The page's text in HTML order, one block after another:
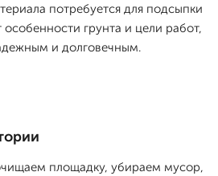
потребуется для подсыпки
особенности грунта и цели работ,
и долговечным.
площадку, убираем мусор,